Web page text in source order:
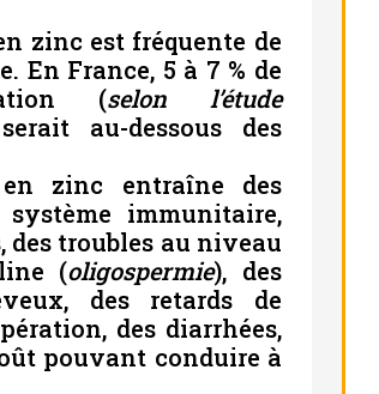
zinc est fréquente de
En France, 5 à 7 % de
(selon l’étude
au-dessous des
zinc entraîne des
immunitaire,
troubles au niveau
(oligospermie), des
des retards de
des diarrhées,
pouvant conduire à